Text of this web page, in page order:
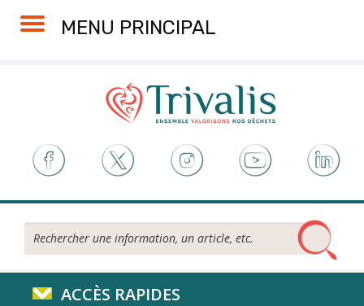
MENU PRINCIPAL
Rechercher...
ACCÈS RAPIDES